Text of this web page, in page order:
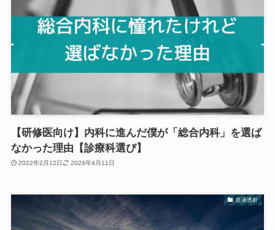
【研修医向け】内科に進んだ僕が「総合内科」を選ば
なかった理由【診療科選び】
2022年2月12日 2024年4月11日
血液透析